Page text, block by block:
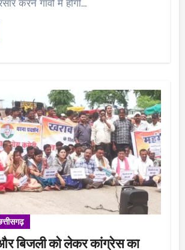
करने गांवों मे होगी…
बिजली को लेकर कांग्रेस का